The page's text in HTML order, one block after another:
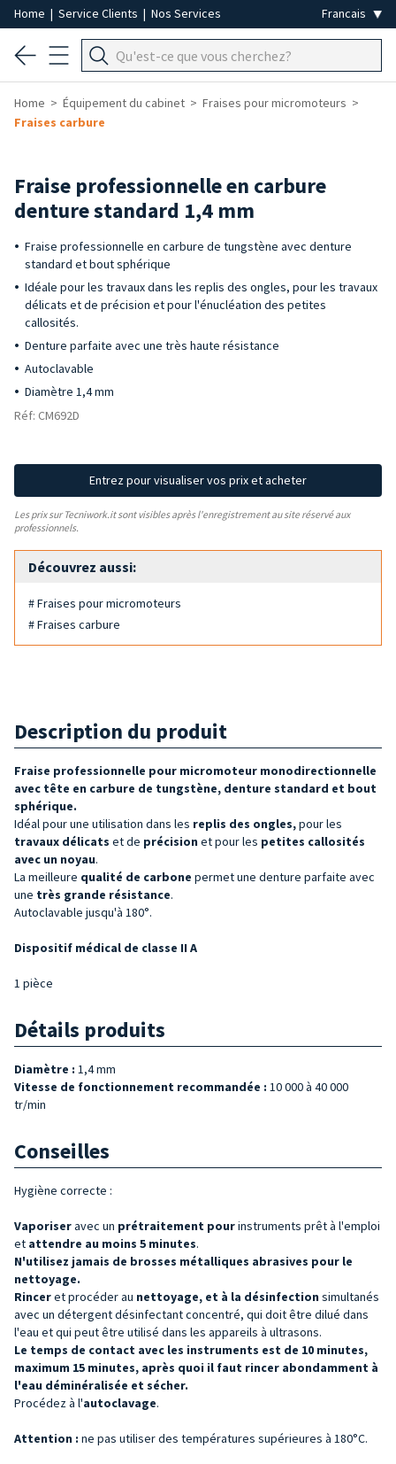
Home | Service Clients | Nos Services
Home Équipement du cabinet
Fraises pour micromoteurs
Fraises carbure
Fraise professionnelle en carbure
denture standard 1,4 mm
Fraise professionnelle en carbure de tungstène avec denture
standard et bout sphérique
Idéale pour les travaux dans les replis des ongles, pour les travaux
délicats et de précision et pour l'énucléation des petites
callosités.
Denture parfaite avec une très haute résistance
Autoclavable
Diamètre 1,4 mm
Réf: CM692D
Entrez pour visualiser vos prix et acheter
Les prix sur Tecniwork.it sont visibles après l'enregistrement au site réservé aux
professionnels.
Découvrez aussi:
# Fraises pour micromoteurs
# Fraises carbure
Description du produit
Fraise professionnelle pour micromoteur monodirectionnelle
avec tête en carbure de tungstène, denture standard et bout
sphérique.
Idéal pour une utilisation dans les replis des ongles,pour les
travaux délicats et de précision et pour les petites callosités
avec un noyau.
La meilleure qualité de carbone permet une denture parfaite avec
une très grande résistance.
Autoclavable jusqu'à 180°.
Dispositif médical de classe II A
1 pièce
Détails produits
Diamètre : 1,4 mm
Vitesse de fonctionnement recommandée : 10 000 à 40 000
tr/min
Conseilles
Hygiène correcte :
Vaporiseravec un prétraitement pourinstruments prêt à l'emploi
et attendre au moins 5 minutes.
N'utilisez jamais de brosses métalliques abrasives pour le
nettoyage.
Rinceret procéder au nettoyage, et à la désinfection simultanés
avec un détergent désinfectant concentré, qui doit être dilué dans
l'eau et qui peut être utilisé dans les appareils à ultrasons.
Le temps de contact avec les instruments est de 10 minutes,
maximum 15 minutes, après quoi il faut rincer abondamment à
l'eau déminéralisée et sécher.
Procédez à l'autoclavage.
Attention : ne pas utiliser des températures supérieures à 180°C.